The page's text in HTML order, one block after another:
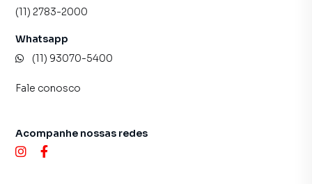
(11) 2783-2000
Whatsapp
(11) 93070-5400
Fale conosco
Acompanhe nossas redes